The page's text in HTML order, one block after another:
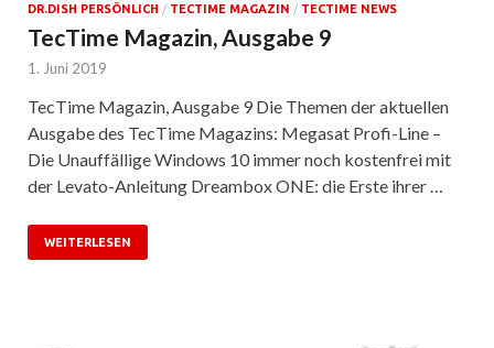
DR.DISH PERSÖNLICH / TECTIME MAGAZIN / TECTIME NEWS
TecTime Magazin, Ausgabe 9
1. Juni 2019
TecTime Magazin, Ausgabe 9 Die Themen der aktuellen
Ausgabe des TecTime Magazins: Megasat Profi-Line –
Die Unauffällige Windows 10 immer noch kostenfrei mit
der Levato-Anleitung Dreambox ONE: die Erste ihrer …
WEITERLESEN